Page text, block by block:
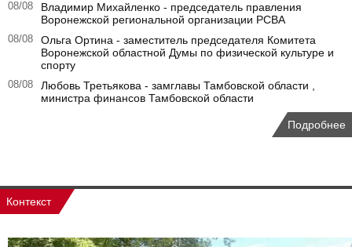
08/08
Владимир Михайленко - председатель правления
Воронежской региональной организации РСВА
08/08
Ольга Ортина - заместитель председателя Комитета
Воронежской областной Думы по физической культуре и
спорту
08/08
Любовь Третьякова - замглавы Тамбовской области ,
министра финансов Тамбовской области
Подробнее
Контекст